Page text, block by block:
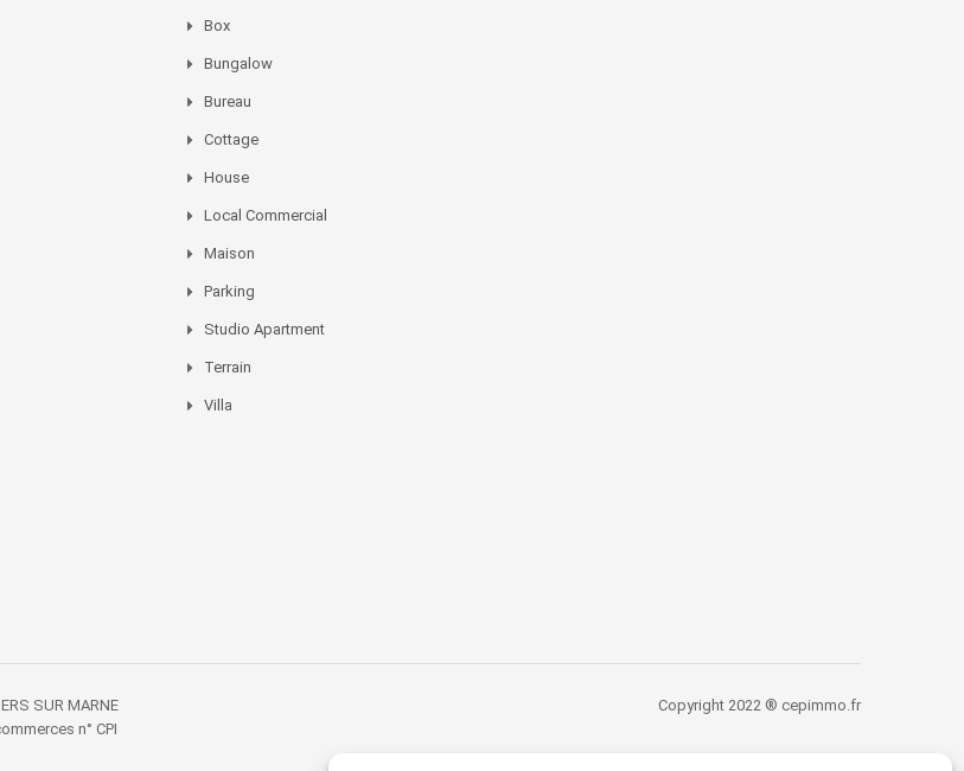
Box
Bungalow
Bureau
Cottage
House
Local Commercial
Maison
Parking
Studio Apartment
Terrain
Villa
SUR MARNE
n° CPI
Copyright 2022 ® cepimmo.fr